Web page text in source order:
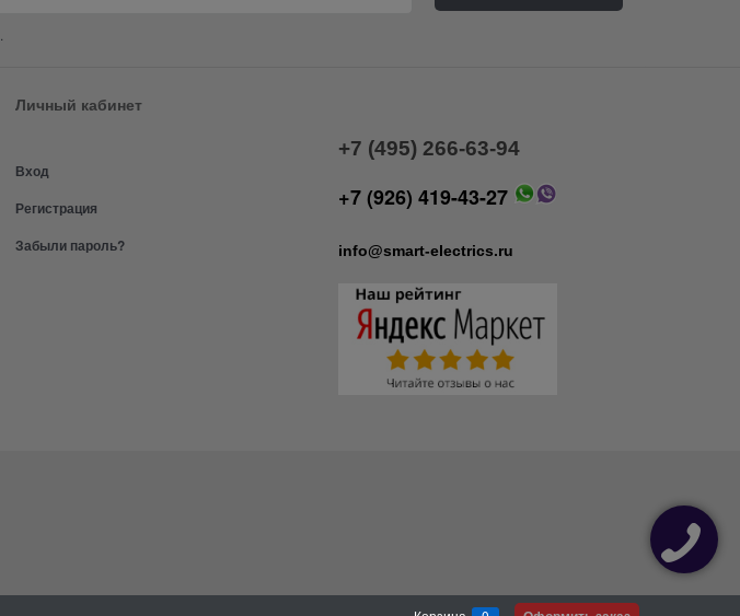
Личный кабинет
Вход
Регистрация
Забыли пароль?
+7 (495) 266-63-94
+7 (926) 419-43-27
info@smart-electrics.ru